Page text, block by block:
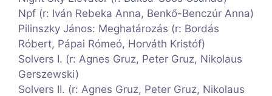
Npf (r: Iván Rebeka Anna, Benkő-Benczúr Anna)
Pilinszky János: Meghatározás (r: Bordás
Róbert, Pápai Rómeó, Horváth Kristóf)
Solvers I. (r: Agnes Gruz, Peter Gruz, Nikolaus
Gerszewski)
Solvers II. (r: Agnes Gruz, Peter Gruz, Nikolaus